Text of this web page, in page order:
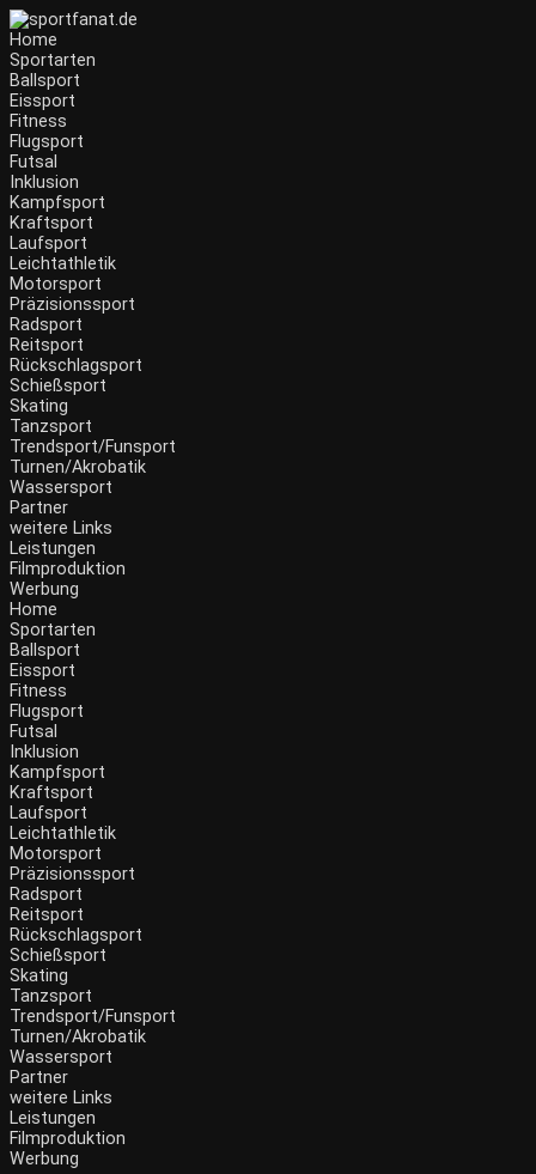
Home
Sportarten
Ballsport
Eissport
Fitness
Flugsport
Futsal
Inklusion
Kampfsport
Kraftsport
Laufsport
Leichtathletik
Motorsport
Präzisionssport
Radsport
Reitsport
Rückschlagsport
Schießsport
Skating
Tanzsport
Trendsport/Funsport
Turnen/Akrobatik
Wassersport
Partner
weitere Links
Leistungen
Filmproduktion
Werbung
Home
Sportarten
Ballsport
Eissport
Fitness
Flugsport
Futsal
Inklusion
Kampfsport
Kraftsport
Laufsport
Leichtathletik
Motorsport
Präzisionssport
Radsport
Reitsport
Rückschlagsport
Schießsport
Skating
Tanzsport
Trendsport/Funsport
Turnen/Akrobatik
Wassersport
Partner
weitere Links
Leistungen
Filmproduktion
Werbung